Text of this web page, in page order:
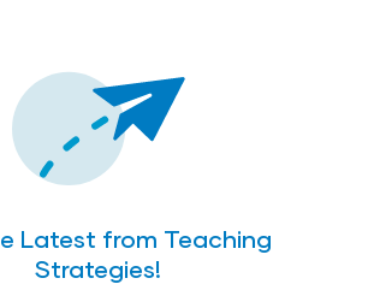
Latest from Teaching
Strategies!